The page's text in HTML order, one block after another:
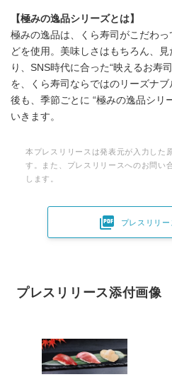
【極みの逸品シリーズとは】
極みの逸品は、くら寿司がこだわ
どを使用。美味しさはもちろん、
り、SNS時代に合った“映えるお寿
を、くら寿司ならではのリーズナ
後も、季節ごとに “極みの逸品シリ
いきます。
本プレスリリースは発表元が入力した
す。また、プレスリリースへのお問い
します。
 プレスリリ
プレスリリース添付画像